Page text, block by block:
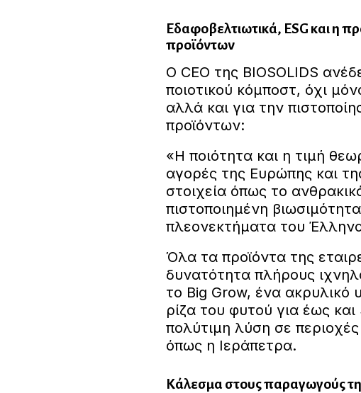
Εδαφοβελτιωτικά, ESG και η
προϊόντων
Ο CEO της BIOSOLIDS
ποιοτικού κόμποστ, όχι
αλλά και για την
προϊόντων:
«Η ποιότητα και η τιμή
αγορές της Ευρώπης και
στοιχεία όπως το
πιστοποιημένη
πλεονεκτήματα του
Όλα τα προϊόντα της
δυνατότητα πλήρους
το Big Grow, ένα ακρυλικό
ρίζα του φυτού για έως
πολύτιμη λύση σε
όπως η Ιεράπετρα.
Κάλεσμα στους παραγωγούς